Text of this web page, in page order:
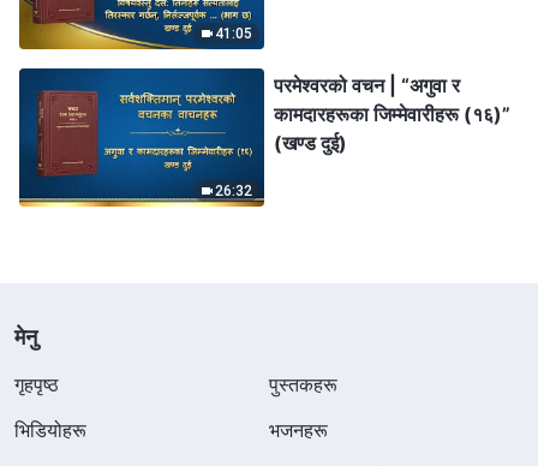
41:05
छ)” (खण्ड दुई)
26:32
परमेश्‍वरको वचन | “अगुवा र
कामदारहरूका जिम्‍मेवारीहरू (१६)”
(खण्ड दुई)
मेनु
गृहपृष्ठ
पुस्तकहरू
भिडियोहरू
भजनहरू